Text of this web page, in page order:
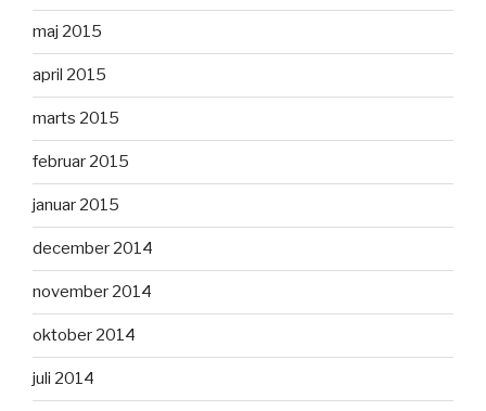
maj 2015
april 2015
marts 2015
februar 2015
januar 2015
december 2014
november 2014
oktober 2014
juli 2014